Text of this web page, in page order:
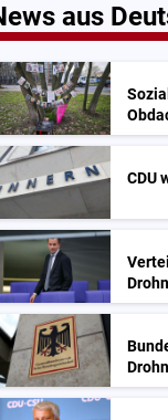
aus
CDU